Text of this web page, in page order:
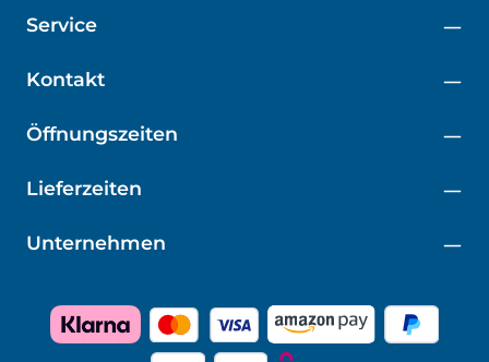
Kontakt
Öffnungszeiten
Service
Unternehmen
Lieferzeiten